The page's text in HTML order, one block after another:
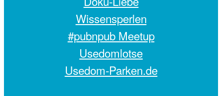
Wissensperlen
#pubnpub Meetup
Usedomlotse
Usedom-Parken.de